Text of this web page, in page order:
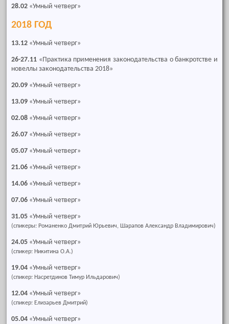
28.02 «Умный четверг»
2018 ГОД
13.12 «Умный четверг»
26-27.11 «Практика применения законодательства о банкротстве и
новеллы законодательства 2018»
20.09 «Умный четверг»
13.09 «Умный четверг»
02.08 «Умный четверг»
26.07 «Умный четверг»
05.07 «Умный четверг»
21.06 «Умный четверг»
14.06 «Умный четверг»
07.06 «Умный четверг»
31.05 «Умный четверг»
(спикеры: Романенко Дмитрий Юрьевич, Шарапов Александр Владимирович)
24.05 «Умный четверг»
(спикер: Никитина О.А.)
19.04 «Умный четверг»
(спикер: Насретдинов Тимур Ильдарович)
12.04 «Умный четверг»
(спикер: Елизарьев Дмитрий)
05.04 «Умный четверг»